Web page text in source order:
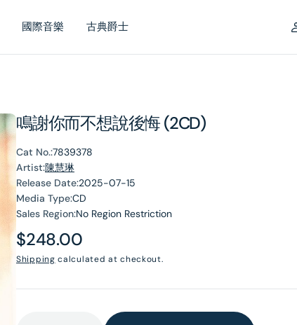
國際音樂 古典爵士
鳴謝你而不想說後悔 (2CD)
Cat No.:7839378
Artist:陳慧琳
Release Date:2025-07-15
Media Type:CD
Sales Region:No Region Restriction
Regular
price
$248.00
Shipping calculated at checkout.